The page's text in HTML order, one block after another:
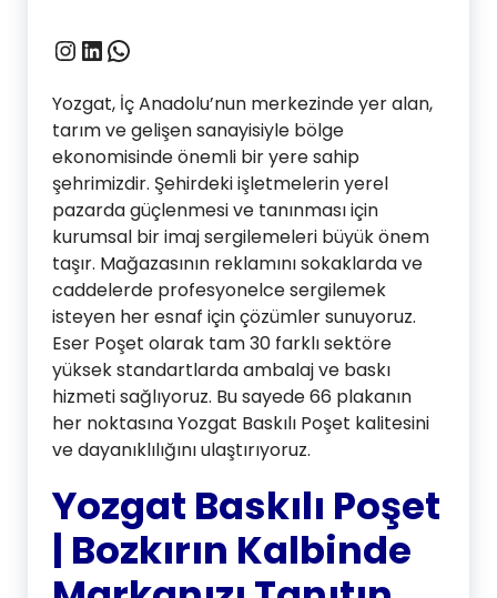
Instagram
LinkedIn
WhatsApp
Yozgat, İç Anadolu’nun merkezinde yer alan,
tarım ve gelişen sanayisiyle bölge
ekonomisinde önemli bir yere sahip
şehrimizdir. Şehirdeki işletmelerin yerel
pazarda güçlenmesi ve tanınması için
kurumsal bir imaj sergilemeleri büyük önem
taşır. Mağazasının reklamını sokaklarda ve
caddelerde profesyonelce sergilemek
isteyen her esnaf için çözümler sunuyoruz.
Eser Poşet olarak tam 30 farklı sektöre
yüksek standartlarda ambalaj ve baskı
hizmeti sağlıyoruz. Bu sayede 66 plakanın
her noktasına Yozgat Baskılı Poşet kalitesini
ve dayanıklılığını ulaştırıyoruz.
Yozgat Baskılı Poşet
| Bozkırın Kalbinde